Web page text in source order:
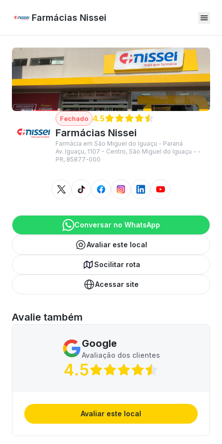
Farmácias Nissei
4.5
Farmácias Nissei
Farmácia em São Miguel do Iguaçu - Paraná
Av. Iguaçu, 1107 - Centro, São Miguel do Iguaçu - -
PR, 85877-000
Conversar no WhatsApp
Avaliar este local
Socilitar rota
Acessar site
Avalie também
Google
Avaliação dos clientes
4.5
Avaliar este local